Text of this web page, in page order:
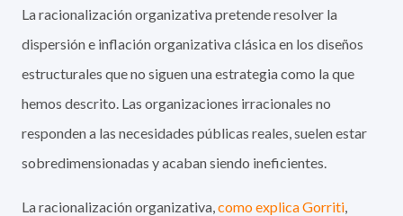
La racionalización organizativa pretende resolver la
dispersión e inflación organizativa clásica en los diseños
estructurales que no siguen una estrategia como la que
hemos descrito. Las organizaciones irracionales no
responden a las necesidades públicas reales, suelen estar
sobredimensionadas y acaban siendo ineficientes.
La racionalización organizativa,como explica Gorriti,